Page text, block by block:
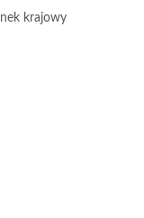
krajowy